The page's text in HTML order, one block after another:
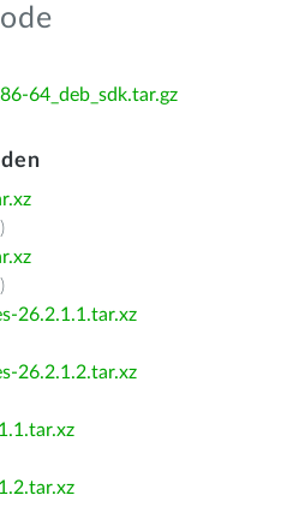
64_deb_sdk.tar.gz
)
)
26.2.1.1.tar.xz
26.2.1.2.tar.xz